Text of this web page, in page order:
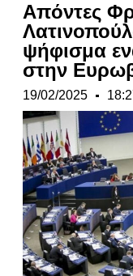
Απόντες
ψήφισμα
στην
19/02/2025